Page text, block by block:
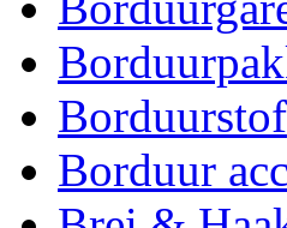
Borduurstof
Borduur